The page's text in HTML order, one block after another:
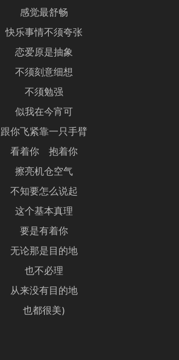
感觉最舒畅
快乐事情不须夸张
恋爱原是抽象
不须刻意细想
不须勉强
似我在今宵可
跟你飞紧靠一只手臂
看着你 抱着你
擦亮机仓空气
不知要怎么说起
这个基本真理
要是有着你
无论那是目的地
也不必理
从来没有目的地
也都很美)